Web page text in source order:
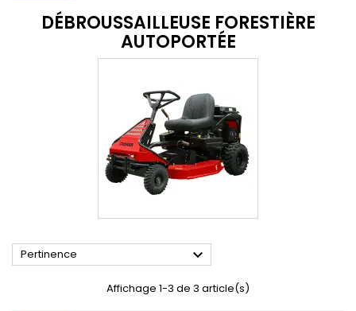
DÉBROUSSAILLEUSE FORESTIÈRE
AUTOPORTÉE
Pertinence 
Affichage 1-3 de 3 article(s)